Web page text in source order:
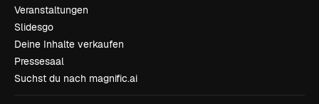
Veranstaltungen
Slidesgo
Deine Inhalte verkaufen
Pressesaal
Suchst du nach magnific.ai